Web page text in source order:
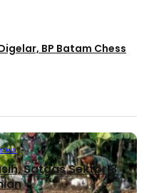
BP Batam Chess
Satgas Sektor 8